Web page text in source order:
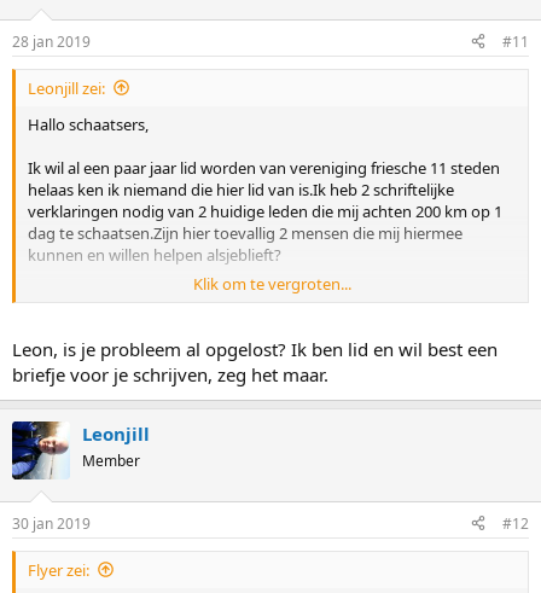
s
:
28 jan 2019 #11
Leonjill zei:
Hallo schaatsers,
Ik wil al een paar jaar lid worden van vereniging friesche 11 steden
helaas ken ik niemand die hier lid van is.Ik heb 2 schriftelijke
verklaringen nodig van 2 huidige leden die mij achten 200 km op 1
dag te schaatsen.Zijn hier toevallig 2 mensen die mij hiermee
kunnen en willen helpen alsjeblieft?
Klik om te vergroten...
Leon, is je probleem al opgelost? Ik ben lid en wil best een
briefje voor je schrijven, zeg het maar.
Leonjill
Member
30 jan 2019 #12
Flyer zei: